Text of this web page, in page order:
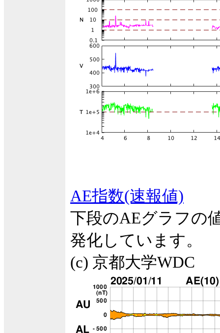
AE指数(速報値)
下段のAEグラフの
発化しています。
(c) 京都大学WDC